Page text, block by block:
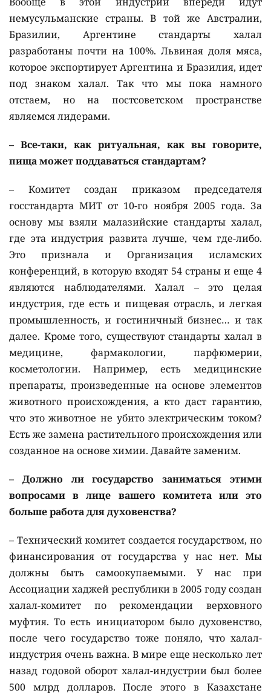
немусульманские страны. В той же Австралии,
Бразилии, Аргентине стандарты халал
разработаны почти на 100%. Львиная доля мяса,
которое экспортирует Аргентина и Бразилия, идет
под знаком халал. Так что мы пока намного
отстаем, но на постсоветском пространстве
являемся лидерами.
– Все-таки, как ритуальная, как вы говорите,
пища может поддаваться стандартам?
– Комитет создан приказом председателя
госстандарта МИТ от 10-го ноября 2005 года. За
основу мы взяли малазийские стандарты халал,
где эта индустрия развита лучше, чем где-либо.
Это признала и Организация исламских
конференций, в которую входят 54 страны и еще 4
являются наблюдателями. Халал – это целая
индустрия, где есть и пищевая отрасль, и легкая
промышленность, и гостиничный бизнес… и так
далее. Кроме того, существуют стандарты халал в
медицине, фармакологии, парфюмерии,
косметологии. Например, есть медицинские
препараты, произведенные на основе элементов
животного происхождения, а кто даст гарантию,
что это животное не убито электрическим током?
Есть же замена растительного происхождения или
созданное на основе химии. Давайте заменим.
– Должно ли государство заниматься этими
вопросами в лице вашего комитета или это
больше работа для духовенства?
– Технический комитет создается государством, но
финансирования от государства у нас нет. Мы
должны быть самоокупаемыми. У нас при
Ассоциации хаджей республики в 2005 году создан
халал-комитет по рекомендации верховного
муфтия. То есть инициатором было духовенство,
после чего государство тоже поняло, что халал-
индустрия очень важна. В мире еще несколько лет
назад годовой оборот халал-индустрии был более
500 млрд долларов. После этого в Казахстане